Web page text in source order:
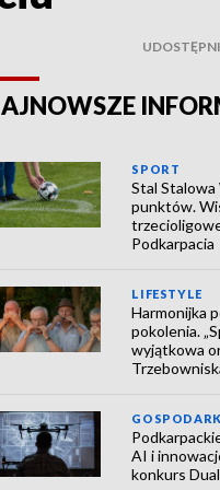
SPORT
Stal Stalowa
punktów.
Podkarpacia
LIFESTYLE
Harmonijka
pokolenia.
wyjątkowa
AI i
konkurs